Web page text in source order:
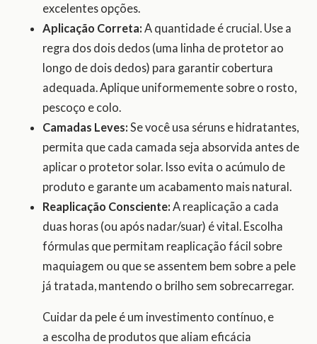
excelentes opções.
Aplicação Correta: A quantidade é crucial. Use a
regra dos dois dedos (uma linha de protetor ao
longo de dois dedos) para garantir cobertura
adequada. Aplique uniformemente sobre o rosto,
pescoço e colo.
Camadas Leves: Se você usa séruns e hidratantes,
permita que cada camada seja absorvida antes de
aplicar o protetor solar. Isso evita o acúmulo de
produto e garante um acabamento mais natural.
Reaplicação Consciente: A reaplicação a cada
duas horas (ou após nadar/suar) é vital. Escolha
fórmulas que permitam reaplicação fácil sobre
maquiagem ou que se assentem bem sobre a pele
já tratada, mantendo o brilho sem sobrecarregar.
Cuidar da pele é um investimento contínuo, e
a escolha de produtos que aliam eficácia